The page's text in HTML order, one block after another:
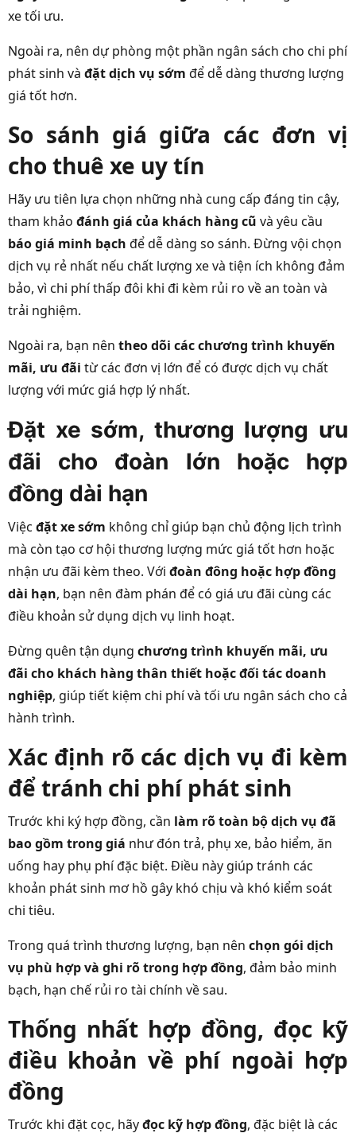
xe tối ưu.
Ngoài ra, nên dự phòng một phần ngân sách cho chi phí
phát sinh và đặt dịch vụ sớm để dễ dàng thương lượng
giá tốt hơn.
So sánh giá giữa các đơn vị
cho thuê xe uy tín
Hãy ưu tiên lựa chọn những nhà cung cấp đáng tin cậy,
tham khảo đánh giá của khách hàng cũ và yêu cầu
báo giá minh bạch để dễ dàng so sánh. Đừng vội chọn
dịch vụ rẻ nhất nếu chất lượng xe và tiện ích không đảm
bảo, vì chi phí thấp đôi khi đi kèm rủi ro về an toàn và
trải nghiệm.
Ngoài ra, bạn nên theo dõi các chương trình khuyến
mãi, ưu đãi từ các đơn vị lớn để có được dịch vụ chất
lượng với mức giá hợp lý nhất.
Đặt xe sớm, thương lượng ưu
đãi cho đoàn lớn hoặc hợp
đồng dài hạn
Việc đặt xe sớm không chỉ giúp bạn chủ động lịch trình
mà còn tạo cơ hội thương lượng mức giá tốt hơn hoặc
nhận ưu đãi kèm theo. Với đoàn đông hoặc hợp đồng
dài hạn, bạn nên đàm phán để có giá ưu đãi cùng các
điều khoản sử dụng dịch vụ linh hoạt.
Đừng quên tận dụng chương trình khuyến mãi, ưu
đãi cho khách hàng thân thiết hoặc đối tác doanh
nghiệp, giúp tiết kiệm chi phí và tối ưu ngân sách cho cả
hành trình.
Xác định rõ các dịch vụ đi kèm
để tránh chi phí phát sinh
Trước khi ký hợp đồng, cần làm rõ toàn bộ dịch vụ đã
bao gồm trong giá như đón trả, phụ xe, bảo hiểm, ăn
uống hay phụ phí đặc biệt. Điều này giúp tránh các
khoản phát sinh mơ hồ gây khó chịu và khó kiểm soát
chi tiêu.
Trong quá trình thương lượng, bạn nên chọn gói dịch
vụ phù hợp và ghi rõ trong hợp đồng, đảm bảo minh
bạch, hạn chế rủi ro tài chính về sau.
Thống nhất hợp đồng, đọc kỹ
điều khoản về phí ngoài hợp
đồng
Trước khi đặt cọc, hãyđọc kỹ hợp đồng, đặc biệt là các